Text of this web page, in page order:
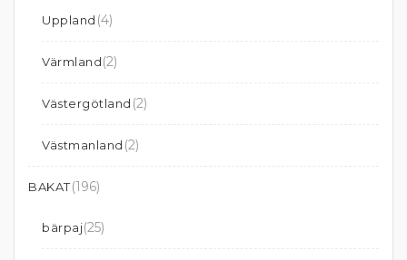
Uppland (4)
Värmland(2)
Västergötland (2)
Västmanland (2)
BAKAT(196)
bärpaj(25)